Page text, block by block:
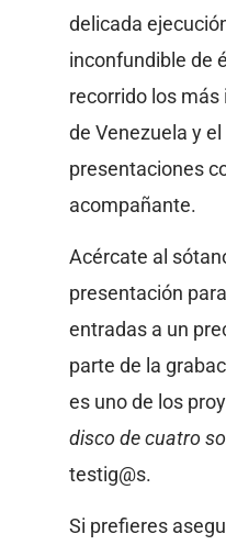
delicada
inconfundible de
recorrido los
de Venezuela y
presentaciones
acompañante.
Acércate al
presentación
entradas a un
parte de la
es uno de los
disco de cuatro
testig@s.
Si prefieres